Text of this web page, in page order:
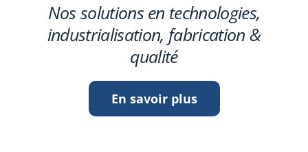
Nos solutions en technologies,
industrialisation, fabrication &
qualité
En savoir plus